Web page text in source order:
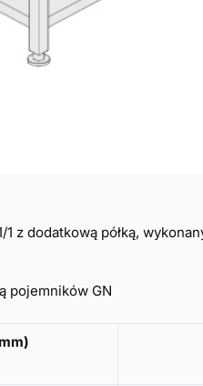
1 z dodatkową półką,
pojemników GN